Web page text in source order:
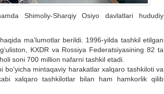
Shimoliy-Sharqiy Osiyo davlatlari hududiy
ma’lumotlar berildi. 1996-yilda tashkil etilgan
KXDR va Rossiya Federatsiyasining 82 ta
soni 700 million nafarni tashkil etadi.
bo‘yicha mintaqaviy harakatlar xalqaro tashkiloti va
xalqaro tashkilotlar bilan ham hamkorlik qilib